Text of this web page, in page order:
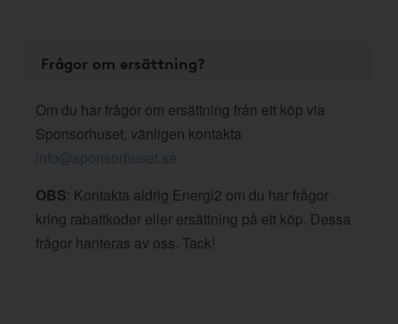
Frågor om ersättning?
Om du har frågor om ersättning från ett köp via
Sponsorhuset, vänligen kontakta
info@sponsorhuset.se
OBS: Kontakta aldrig Energi2 om du har frågor
kring rabattkoder eller ersättning på ett köp. Dessa
frågor hanteras av oss. Tack!